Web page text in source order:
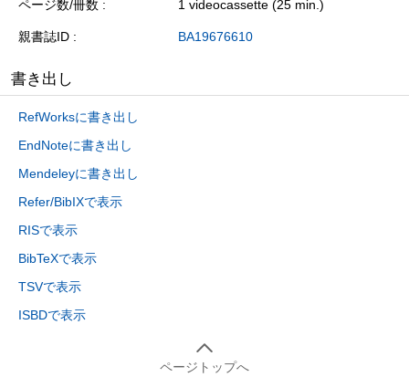
ページ数/冊数
1 videocassette (25 min.)
親書誌ID BA19676610
書き出し
RefWorksに書き出し
EndNoteに書き出し
Mendeleyに書き出し
Refer/BibIXで表示
RISで表示
BibTeXで表示
TSVで表示
ISBDで表示
ページトップへ